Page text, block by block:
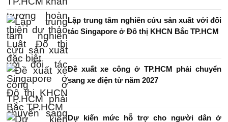
Lập trung tâm nghiên cứu sản xuất với đối
tác Singapore ở Đô thị KHCN Bắc TP.HCM
Đề xuất xe công ở TP.HCM phải chuyển
sang xe điện từ năm 2027
Dự kiến mức hỗ trợ cho người dân ở